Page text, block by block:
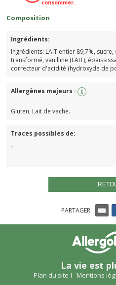
consommer.
Composition
Ingrédients:
Ingrédients: LAIT entier 89,7%,
transformé, vanilline (LAIT),
correcteur d'acidité (hydroxyde de
Allergènes majeurs :
Gluten, Lait de vache.
Traces possibles de:
-
PARTAGER
La vie est
Plan du site Mentions